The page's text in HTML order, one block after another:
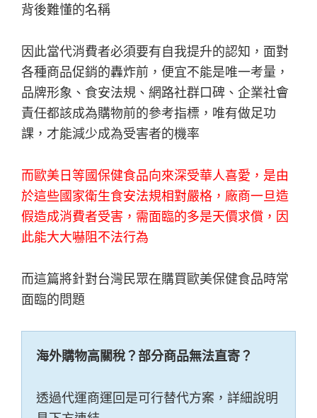
背後難懂的名稱
因此當代消費者必須要有自我提升的認知，面對
各種商品促銷的轟炸前，便宜不能是唯一考量，
品牌形象、食安法規、網路社群口碑、企業社會
責任都該成為購物前的參考指標，唯有做足功
課，才能減少成為受害者的機率
而歐美日等國保健食品向來深受華人喜愛，是由
於這些國家衛生食安法規相對嚴格，廠商一旦造
假造成消費者受害，需面臨的多是天價求償，因
此能大大嚇阻不法行為
而這篇將針對台灣民眾在購買歐美保健食品時常
面臨的問題
海外購物高關稅？部分商品無法直寄？
透過代運商運回是可行替代方案，詳細說明